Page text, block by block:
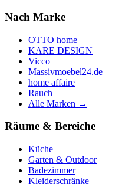
Nach Marke
OTTO home
KARE DESIGN
Vicco
Massivmoebel24.de
home affaire
Rauch
Alle Marken →
Räume & Bereiche
Küche
Garten & Outdoor
Badezimmer
Kleiderschränke